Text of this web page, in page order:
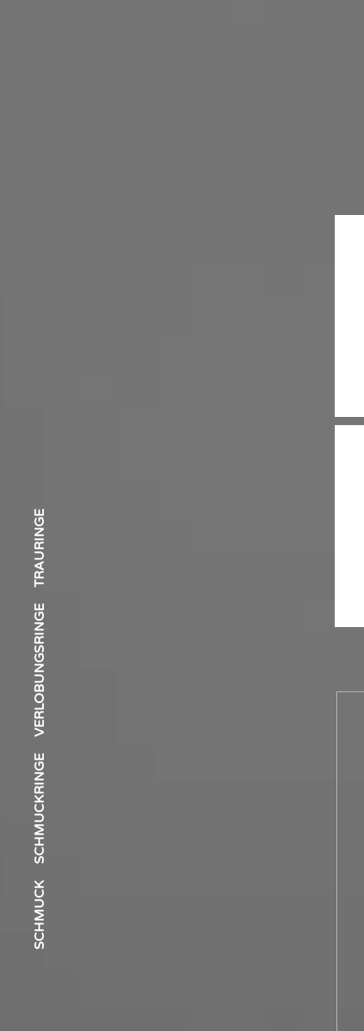
SCHMUCK
SCHMUCKRINGE
VERLOBUNGSRINGE
TRAURINGE